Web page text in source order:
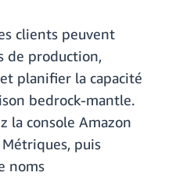
clients peuvent
de production,
planifier la capacité
bedrock-mantle.
la console Amazon
puis
noms